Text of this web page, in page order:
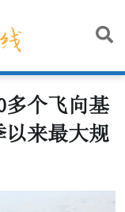
多个飞向基
以来最大规